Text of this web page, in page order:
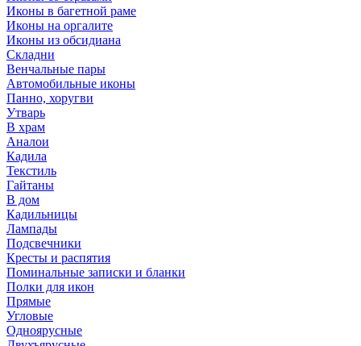
Иконы в багетной раме
Иконы на оргалите
Иконы из обсидиана
Складни
Венчальные пары
Автомобильные иконы
Панно, хоругви
Утварь
В храм
Аналои
Кадила
Текстиль
Гайтаны
В дом
Кадильницы
Лампады
Подсвечники
Кресты и распятия
Поминальные записки и бланки
Полки для икон
Прямые
Угловые
Одноярусные